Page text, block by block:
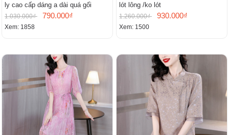
ly cao cấp dáng a dài quá gối
1.030.000₫ 790.000₫
Xem: 1858
lót lông /ko lót
1.260.000₫ 930.000₫
Xem: 1500